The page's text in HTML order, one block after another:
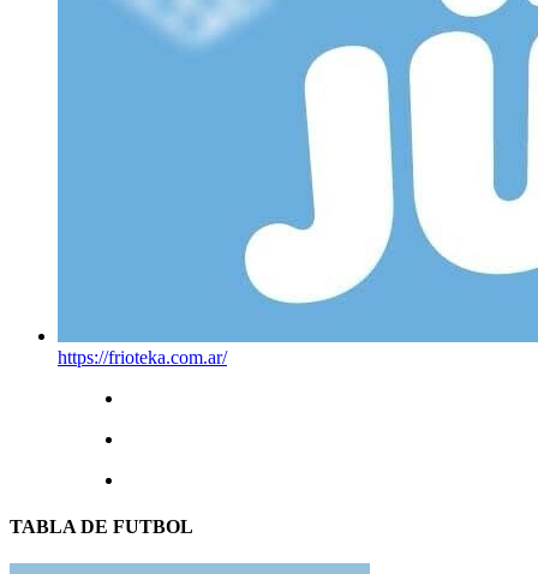
https://frioteka.com.ar/
TABLA DE FUTBOL